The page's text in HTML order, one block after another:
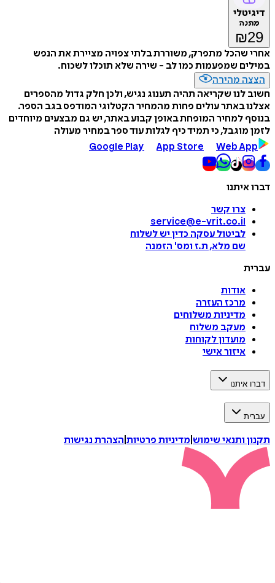
דיגיטלי
מתנה
₪29
אחרי שהכל מתפרק, משוררת בלתי צפויה מציירת את הנפש
במילים שמפעמות כמו לב - שירה שלא תוכלו לשכוח.
הצצה מהירה
חשוב לנו שקריאה תהיה תענוג נגיש, ולכן חלק גדול מהספרים
אצלנו באתר עולים פחות מהמחיר הקטלוגי המודפס בגב הספר.
בנוסף למחיר המופחת באופן קבוע באתר, יש גם מבצעים מיוחדים
לזמן מוגבל, כי תמיד כיף לגלות עוד ספר במחיר מעולה
Google Play
App Store Web App
דברו איתנו
צרו קשר
service@e-vrit.co.il
לביטול עסקה כדין יש לשלוח
שם מלא, ת.ז ומס' הזמנה
עברית
אודות
מרכז העזרה
מדיניות משלוחים
מעקב משלוח
מועדון לקוחות
איזור אישי
דברו איתנו
עברית
תקנון ותנאי שימוש מדיניות פרטיות הצהרת נגישות